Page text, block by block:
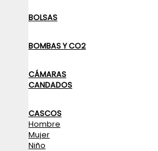
BOLSAS
BOMBAS Y CO2
CÁMARAS
CANDADOS
CASCOS
Hombre
Mujer
Niño